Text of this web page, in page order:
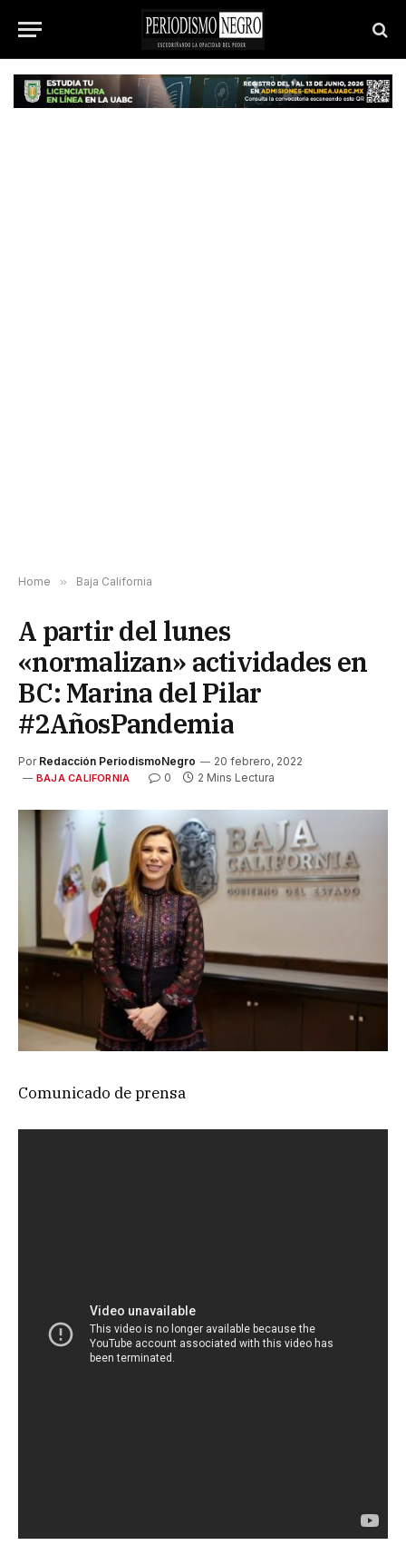
Home » Baja California
A partir del lunes
«normalizan» actividades en
BC: Marina del Pilar
#2AñosPandemia
Por Redacción PeriodismoNegro 20 febrero, 2022
BAJA CALIFORNIA 0 2 Mins Lectura
Comunicado de prensa